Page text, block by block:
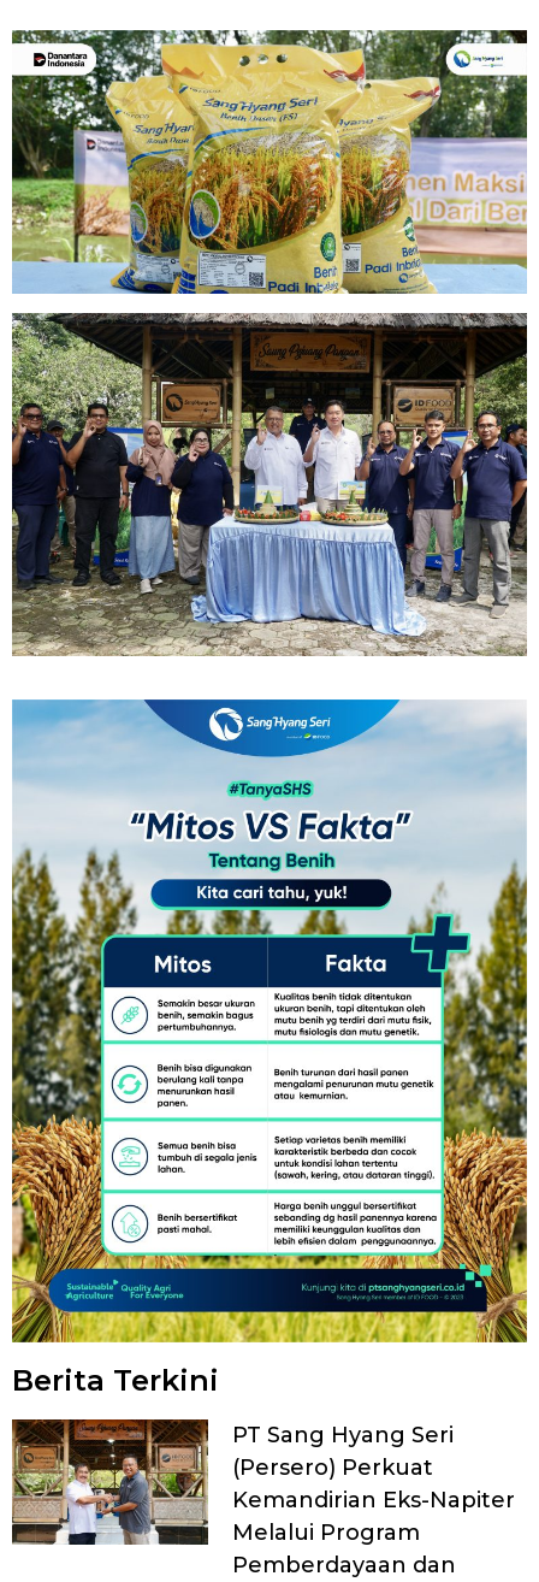
Berita Terkini
PT Sang Hyang Seri
(Persero) Perkuat
Kemandirian Eks-Napiter
Melalui Program
Pemberdayaan dan